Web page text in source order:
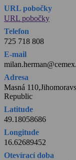
URL pobočky
URL pobočky
Telefon
725 718 808
E-mail
Adresa
Masná
Republic
Latitude
49.18058686
Longitude
16.62689452
Otevírací doba